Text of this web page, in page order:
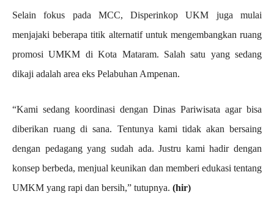
Selain fokus pada MCC, Disperinkop UKM juga mulai
menjajaki beberapa titik alternatif untuk mengembangkan ruang
promosi UMKM di Kota Mataram. Salah satu yang sedang
dikaji adalah area eks Pelabuhan Ampenan.
“Kami sedang koordinasi dengan Dinas Pariwisata agar bisa
diberikan ruang di sana. Tentunya kami tidak akan bersaing
dengan pedagang yang sudah ada. Justru kami hadir dengan
konsep berbeda, menjual keunikan dan memberi edukasi tentang
UMKM yang rapi dan bersih,” tutupnya. (hir)